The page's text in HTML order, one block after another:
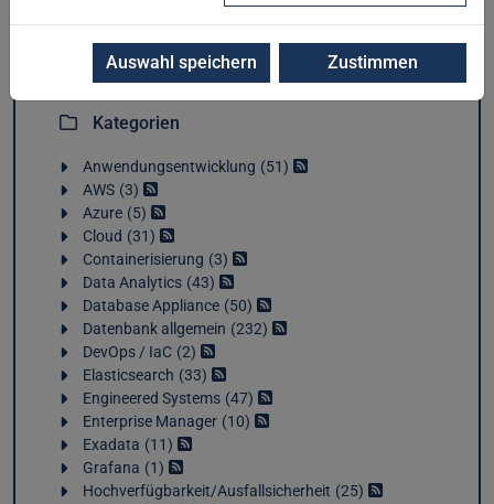
Kategorien
Anwendungsentwicklung 51
AWS 3
Azure 5
Cloud 31
Containerisierung 3
Data Analytics 43
Database Appliance 50
Datenbank allgemein 232
DevOps / IaC 2
Elasticsearch 33
Engineered Systems 47
Enterprise Manager 10
Exadata 11
Grafana 1
Hochverfügbarkeit/Ausfallsicherheit 25
Auswahl speichern Zustimmen